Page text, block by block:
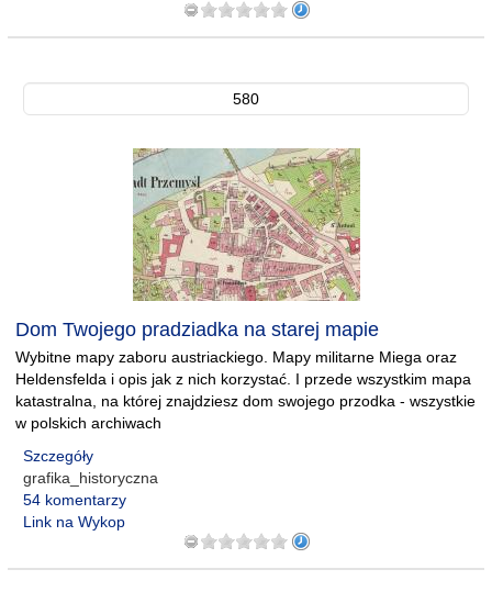
580
Dom Twojego pradziadka na starej mapie
Wybitne mapy zaboru austriackiego. Mapy militarne Miega oraz
Heldensfelda i opis jak z nich korzystać. I przede wszystkim mapa
katastralna, na której znajdziesz dom swojego przodka - wszystkie
w polskich archiwach
Szczegóły
grafika_historyczna
54 komentarzy
Link na Wykop